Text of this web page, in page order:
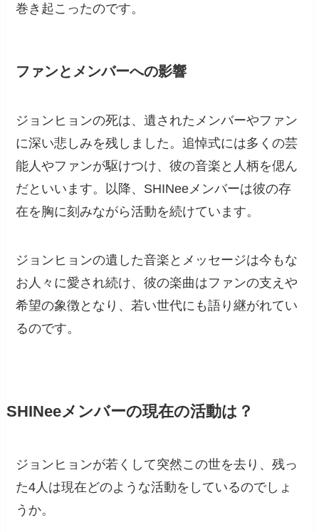
巻き起こったのです。
ファンとメンバーへの影響
ジョンヒョンの死は、遺されたメンバーやファン
に深い悲しみを残しました。追悼式には多くの芸
能人やファンが駆けつけ、彼の音楽と人柄を偲ん
だといいます。以降、SHINeeメンバーは彼の存
在を胸に刻みながら活動を続けています。
ジョンヒョンの遺した音楽とメッセージは今もな
お人々に愛され続け、彼の楽曲はファンの支えや
希望の象徴となり、若い世代にも語り継がれてい
るのです。
SHINeeメンバーの現在の活動は？
ジョンヒョンが若くして突然この世を去り、残っ
た4人は現在どのような活動をしているのでしょ
うか。